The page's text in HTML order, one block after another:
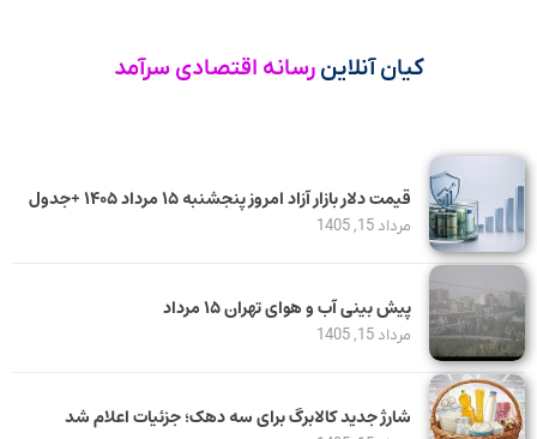
کیان آنلاین رسانه اقتصادی سرآمد
قیمت دلار بازار آزاد امروز پنجشنبه ۱۵ مرداد ۱۴۰۵ +جدول
مرداد 15, 1405
پیش بینی آب و هوای تهران ۱۵ مرداد
مرداد 15, 1405
شارژ جدید کالابرگ برای سه دهک؛ جزئیات اعلام شد